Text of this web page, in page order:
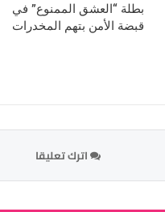
بطلة “العشق الممنوع” في
قبضة الأمن بتهم المخدرات
اترك تعليقا